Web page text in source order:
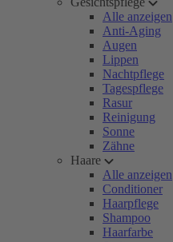
Alle anzeigen
Anti-Aging
Augen
Lippen
Nachtpflege
Tagespflege
Rasur
Reinigung
Sonne
Zähne
Haare
Alle anzeigen
Conditioner
Haarpflege
Shampoo
Haarfarbe